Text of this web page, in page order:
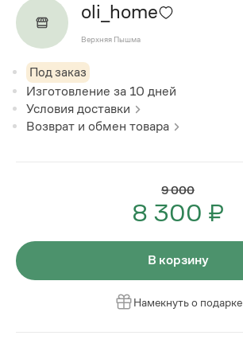
oli_home
Верхняя Пышма
Под заказ
Изготовление за 10 дней
Условия доставки
Возврат и обмен товара
9 000
8 300 ₽
В корзину
Намекнуть о подарке